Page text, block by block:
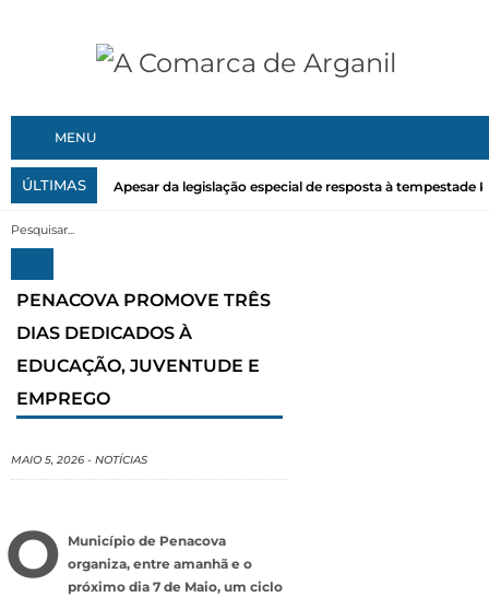
MENU
ÚLTIMAS Apesar da legislação especial de resposta à tempestade
PENACOVA PROMOVE TRÊS
DIAS DEDICADOS À
EDUCAÇÃO, JUVENTUDE E
EMPREGO
MAIO 5, 2026 - NOTÍCIAS
O Município de Penacova
organiza, entre amanhã e o
próximo dia 7 de Maio, um ciclo